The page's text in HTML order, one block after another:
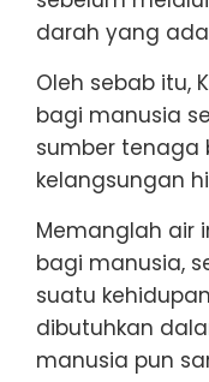
darah yang
Oleh sebab itu,
bagi manusia
sumber tenaga
kelangsungan
Memanglah air
bagi manusia,
suatu
dibutuhkan
manusia pun